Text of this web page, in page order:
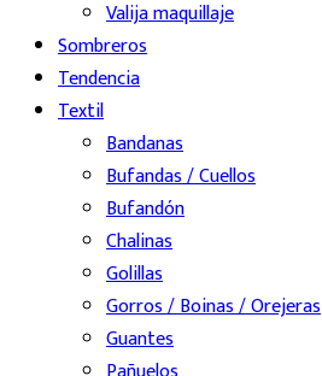
Valija maquillaje
Sombreros
Tendencia
Textil
Bandanas
Bufandas / Cuellos
Bufandón
Chalinas
Golillas
Gorros / Boinas / Orejeras
Guantes